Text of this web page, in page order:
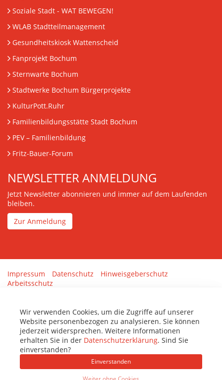
Soziale Stadt - WAT BEWEGEN!
WLAB Stadtteilmanagement
Gesundheitskiosk Wattenscheid
Fanprojekt Bochum
Sternwarte Bochum
Stadtwerke Bochum Bürgerprojekte
KulturPott.Ruhr
Familienbildungsstätte Stadt Bochum
PEV– Familienbildung
Fritz-Bauer-Forum
NEWSLETTER ANMELDUNG
Jetzt Newsletter abonnieren und immer auf dem Laufenden
bleiben.
Zur Anmeldung
Impressum Datenschutz
Hinweisgeberschutz
Arbeitsschutz
Wir verwenden Cookies, um die Zugriffe auf unserer
Website personenbezogen zu analysieren. Sie können
jederzeit widersprechen. Weitere Informationen
erhalten Sie in der Datenschutzerklärung. Sind Sie
einverstanden?
Einverstanden